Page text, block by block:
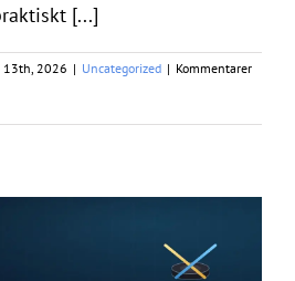
[...]
13th, 2026 | Uncategorized | Kommentarer